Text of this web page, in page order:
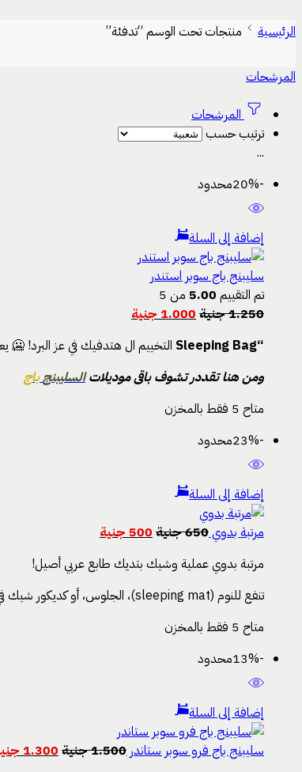
الرئيسية منتجات تحت الوسم “تدفئة”
المرشحات
المرشحات
ترتيب حسب
...
-20%
محدود
إضافة إلى السلة
سليبنج باج سوبر استندر
تم التقييم 5.00 من 5
1.250جنية1.000جنية
“Sleeping Bag
التخييم ال هتدفيك في عز البرد!
ومن هنا تقددر تشوف باقى موديلات السليبنجباج
متاح 5 فقط بالمخزن
-23%
محدود
إضافة إلى السلة
مرتبة بدوي650جنية500جنية
مرتبة بدوي عملية وشيك بتديك طابع عربي أصيل!
تنفع للنوم (sleeping mat)، الجلوس، أو كديكور شيك في البلكونة أو الرحلات أو حتى أرضية للخيمة — خفيفة وسهلة الطي علشان تاخدها معاك في أي مكان 🌵
متاح 5 فقط بالمخزن
-13%
محدود
إضافة إلى السلة
سليبنج باج فرو سوبر ستاندر1.500جنية1.300